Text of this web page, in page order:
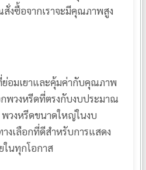
งซื้อจากเราจะมีคุณภาพสูง
ย่อมเยาและคุ้มค่ากับคุณภาพ
พวงหรีดที่ตรงกับงบประมาณ
วงหรีดขนาดใหญ่ในงบ
างเลือกที่ดีสำหรับการแสดง
ในทุกโอกาส